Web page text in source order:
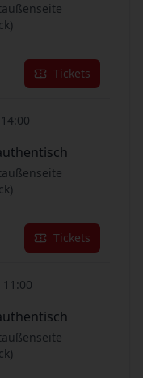
Tickets
14:00
Tickets
11:00